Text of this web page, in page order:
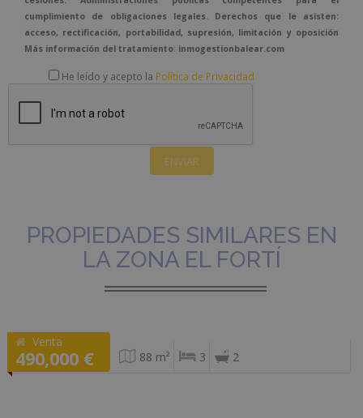
cumplimiento de obligaciones legales. Derechos que le asisten:
acceso, rectificación, portabilidad, supresión, limitación y oposición
Más información del tratamiento: inmogestionbalear.com
He leído y acepto la Política de Privacidad
PROPIEDADES SIMILARES EN
LA ZONA EL FORTÍ
Venta
490,000 € 88 m² 3 2